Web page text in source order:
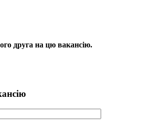
друга на цю вакансію.